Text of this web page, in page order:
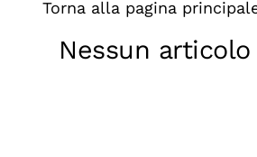
Biblioteca
Mostre digitali
Torna alla pagina
Nessun